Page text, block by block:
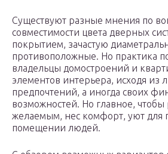
Существуют разные мнения по
совместимости цвета дверных
покрытием, зачастую
противоположные. Но практика
владельцы домостроений и
элементов интерьера, исходя из
предпочтений, а иногда своих
возможностей. Но главное, чтобы
желаемым, нес комфорт, уют для
помещении людей.